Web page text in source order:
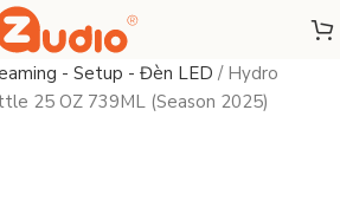
- Setup - Đèn LED / Hydro
25 OZ 739ML (Season 2025)